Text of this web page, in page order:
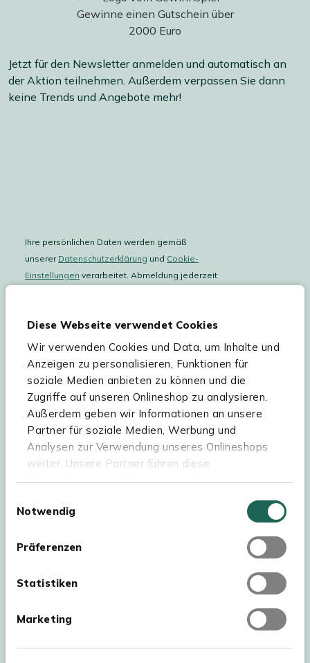
Diese Webseite verwendet Cookies
Wir verwenden Cookies und Data, um Inhalte und
Anzeigen zu personalisieren, Funktionen für
soziale Medien anbieten zu können und die
Zugriffe auf unseren Onlineshop zu analysieren.
Außerdem geben wir Informationen an unsere
Partner für soziale Medien, Werbung und
Analysen zur Verwendung unseres Onlineshops
weiter. Unsere Partner führen diese
Informationen möglicherweise mit weiteren
haben oder die sie im Rahmen Ihrer Nutzung der
Webseite müssen Sie die Cookies akzeptieren.
Notwendig
Präferenzen
Statistiken
Marketing
Jetzt für den Newsletter anmelden und automatisch an
der Aktion teilnehmen. Außerdem verpassen Sie dann
keine Trends und Angebote mehr!
Ihre persönlichen Daten werden gemäß
unserer Datenschutzerklärung und Cookie-
Einstellungen verarbeitet. Abmeldung jederzeit
Hilfe & Service
Sortiment
Kees Smit Gartenmöbel
Experience Stores XXL